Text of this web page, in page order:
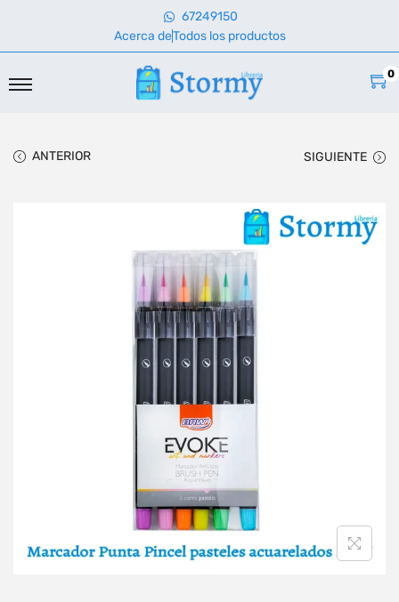
67249150
Acerca deTodos los productos
0
ANTERIOR SIGUIENTE